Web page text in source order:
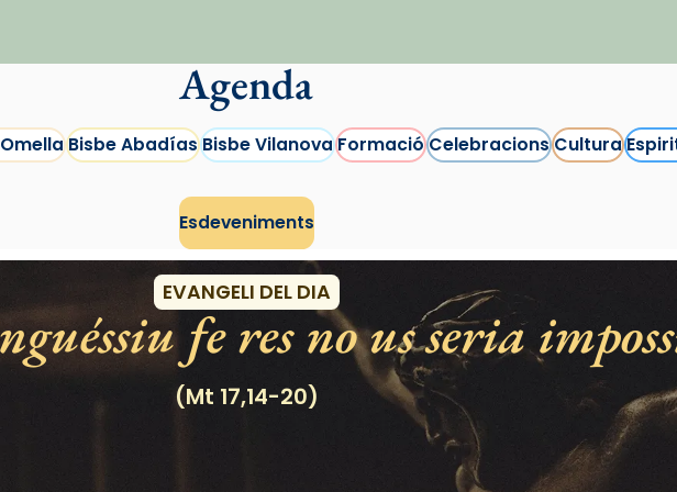
Agenda
Bisbe AbadíasBisbe VilanovaFormacióCelebracionsCultura
Esdeveniments
EVANGELI DEL DIA
fe res no us seria
(Mt 17,14-20)